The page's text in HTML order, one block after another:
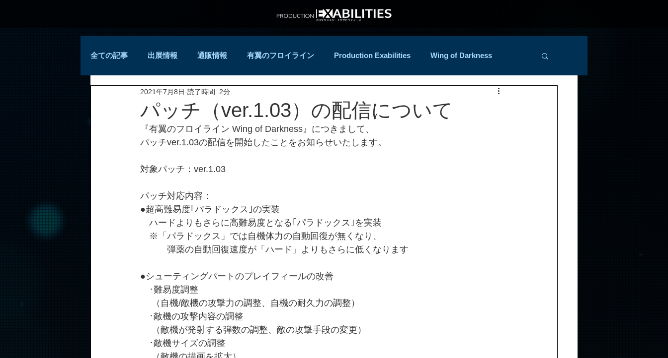
全ての記事 出展情報 通販情報 有翼のフロイライン Production Exabilities Wing of Darkness
パッチ（ver.1.03）の配信について
2021年7月8日 読了時間: 2分
『有翼のフロイライン Wing of Darkness』につきまして、
パッチver.1.03の配信を開始したことをお知らせいたします。
対象パッチ：ver.1.03
パッチ対応内容：
●超高難易度｢パラドックス｣の実装
ハードよりもさらに高難易度となる｢パラドックス｣を実装
※「パラドックス」では自機体力の自動回復が無くなり、
弾薬の自動回復速度が「ハード」よりもさらに低くなります
●シューティングパートのプレイフィールの改善
･難易度調整
（自機/敵機の攻撃力の調整、自機の耐久力の調整）
･敵機の攻撃内容の調整
（敵機が発射する弾数の調整、敵の攻撃手段の変更）
･敵機サイズの調整